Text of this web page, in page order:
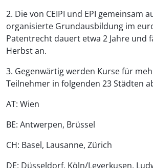
2. Die von CEIPI und EPI gemeinsam
organisierte Grundausbildung im
Patentrecht dauert etwa 2 Jahre und
Herbst an.
3. Gegenwärtig werden Kurse für
Teilnehmer in folgenden 23 Städten
AT: Wien
BE: Antwerpen, Brüssel
CH: Basel, Lausanne, Zürich
DE: Düsseldorf, Köln/Leverkusen,